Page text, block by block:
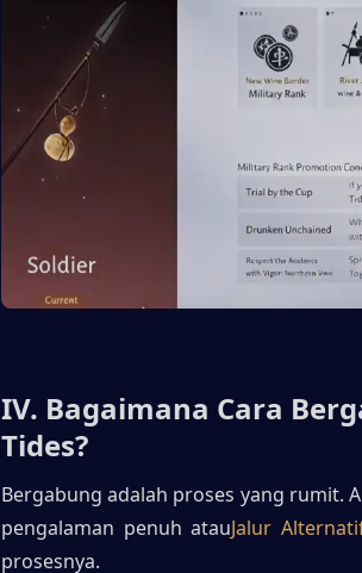
IV. Bagaimana Cara
Tides?
Bergabung adalah proses yang rumit.
pengalaman penuh atauJalur
prosesnya.